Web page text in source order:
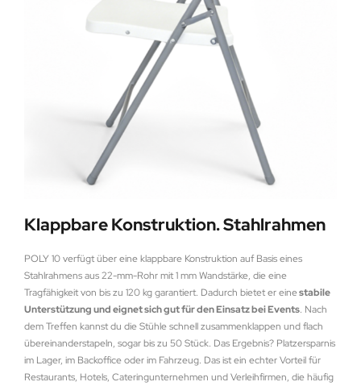
Klappbare Konstruktion. Stahlrahmen
POLY 10 verfügt über eine klappbare Konstruktion auf Basis eines
Stahlrahmens aus 22-mm-Rohr mit 1 mm Wandstärke, die eine
Tragfähigkeit von bis zu 120 kg garantiert. Dadurch bietet er einestabile
Unterstützung und eignet sich gut für den Einsatz bei Events. Nach
dem Treffen kannst du die Stühle schnell zusammenklappen und flach
übereinanderstapeln, sogar bis zu 50 Stück. Das Ergebnis? Platzersparnis
im Lager, im Backoffice oder im Fahrzeug. Das ist ein echter Vorteil für
Restaurants, Hotels, Cateringunternehmen und Verleihfirmen, die häufig